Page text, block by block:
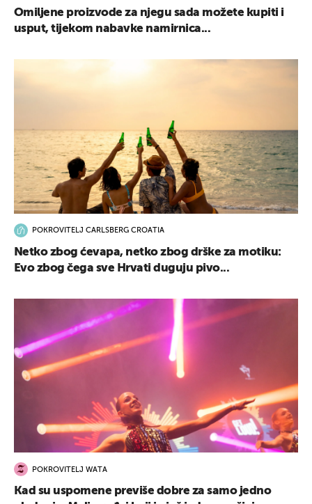
Omiljene proizvode za njegu sada možete kupiti i
usput, tijekom nabavke namirnica...
POKROVITELJ CARLSBERG CROATIA
Netko zbog ćevapa, netko zbog drške za motiku:
Evo zbog čega sve Hrvati duguju pivo...
POKROVITELJ WATA
Kad su uspomene previše dobre za samo jedno